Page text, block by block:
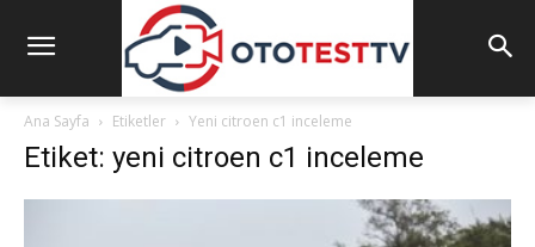
Ana Sayfa Etiketler Yeni citroen c1 inceleme
Etiket: yeni citroen c1 inceleme